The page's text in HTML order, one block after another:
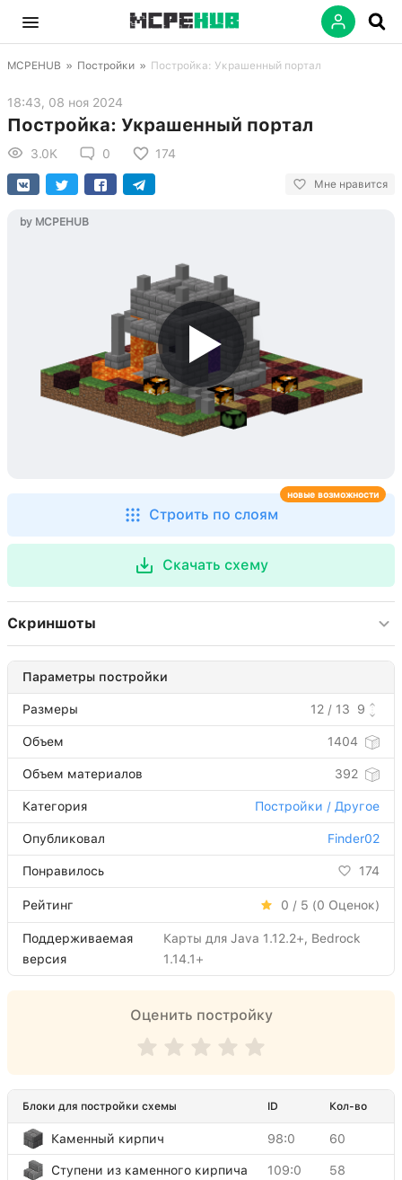
MCPEHUB » Постройки » Постройка: Украшенный портал
18:43, 08 ноя 2024
Постройка: Украшенный портал
3.0K 0 174
Мне нравится
by MCPEHUB
Строить по слоям
новые возможности
Скачать схему
Скриншоты
Параметры постройки
Размеры 12 / 13 9
Объем 1404
Объем материалов 392
Категория Постройки / Другое
Опубликовал Finder02
Понравилось 174
Рейтинг 0 / 5 (0 Оценок)
Поддерживаемая
версия
Карты для Java 1.12.2+, Bedrock
1.14.1+
Оценить постройку
Блоки для постройки схемы ID Кол-во
Каменный кирпич 98:0 60
Ступени из каменного кирпича 109:0 58